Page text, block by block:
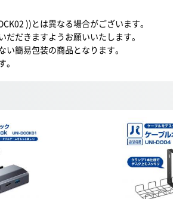
))とは異なる場合がございます。
だきますようお願いいたします。
簡易包装の商品となります。